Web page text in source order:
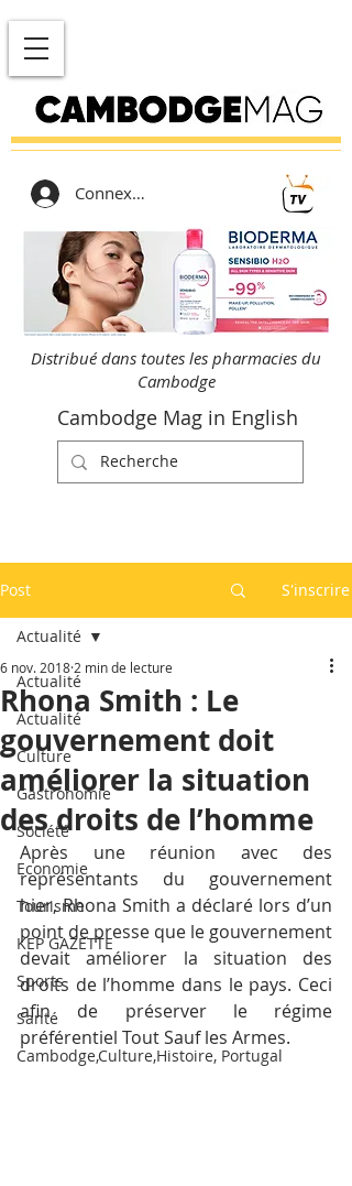
Connexion
Distribué dans toutes les pharmacies du
Cambodge
Cambodge Mag in English
Post S'inscrire
Actualité
Actualité
Culture
Gastronomie
Société
Economie
Tourisme
KEP GAZETTE
Sports
Santé
Cambodge,Culture,Histoire, Portugal
Actualité
Rhona Smith : Le
gouvernement doit
améliorer la situation
des droits de l’homme
6 nov. 2018 2 min de lecture
Après une réunion avec des
représentants du gouvernement
hier, Rhona Smith a déclaré lors d’un
point de presse que le gouvernement
devait améliorer la situation des
droits de l’homme dans le pays. Ceci
afin de préserver le régime
préférentiel Tout Sauf les Armes.